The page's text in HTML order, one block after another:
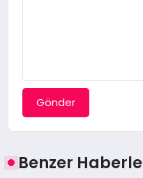
Gönder
Benzer